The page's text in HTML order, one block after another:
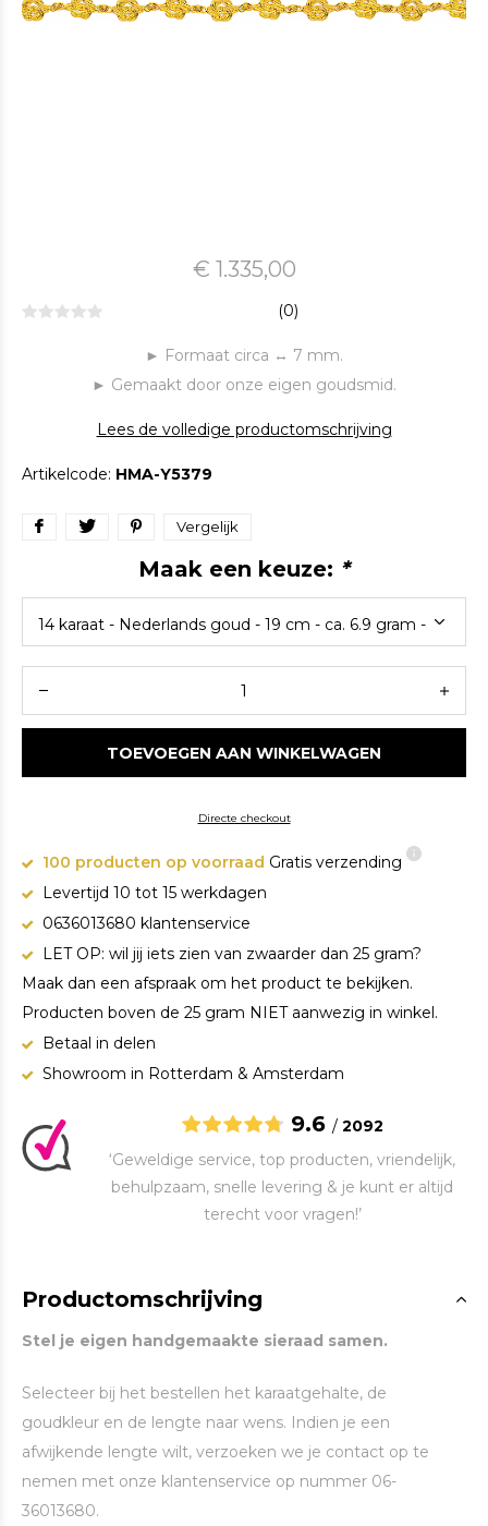
€ 1.335,00
(0)
► Formaat circa ↔ 7 mm.
► Gemaakt door onze eigen goudsmid.
Lees de volledige productomschrijving
Artikelcode: HMA-Y5379
Vergelijk
Maak een keuze: *
TOEVOEGEN AAN WINKELWAGEN
Directe checkout
100 producten op voorraad Gratis verzending
Levertijd 10 tot 15 werkdagen
0636013680 klantenservice
LET OP: wil jij iets zien van zwaarder dan 25 gram?
Maak dan een afspraak om het product te bekijken.
Producten boven de 25 gram NIET aanwezig in winkel.
Betaal in delen
Showroom in Rotterdam & Amsterdam
9.6 / 2092
‘Geweldige service, top producten, vriendelijk,
behulpzaam, snelle levering & je kunt er altijd
terecht voor vragen!’
Productomschrijving
Stel je eigen handgemaakte sieraad samen.
Selecteer bij het bestellen het karaatgehalte, de
goudkleur en de lengte naar wens. Indien je een
afwijkende lengte wilt, verzoeken we je contact op te
nemen met onze klantenservice op nummer 06-
36013680.